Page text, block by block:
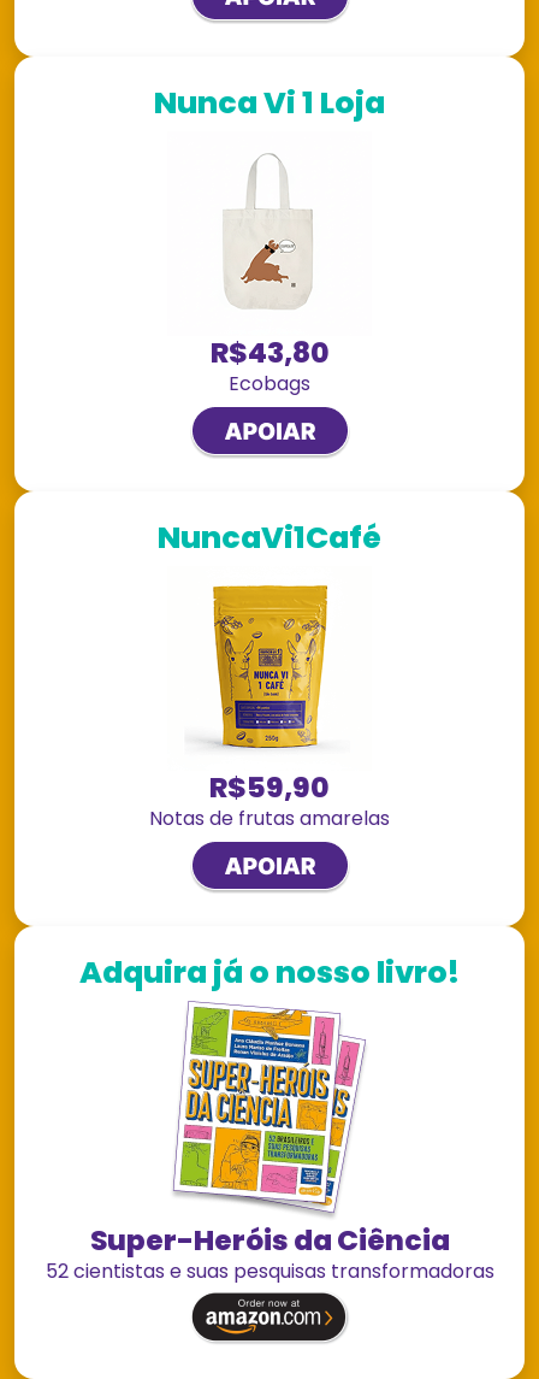
Nunca Vi 1 Loja
R$43,80
Ecobags
NuncaVi1Café
R$59,90
Notas de frutas amarelas
Adquira já o nosso livro!
Super-Heróis da Ciência
52 cientistas e suas pesquisas transformadoras